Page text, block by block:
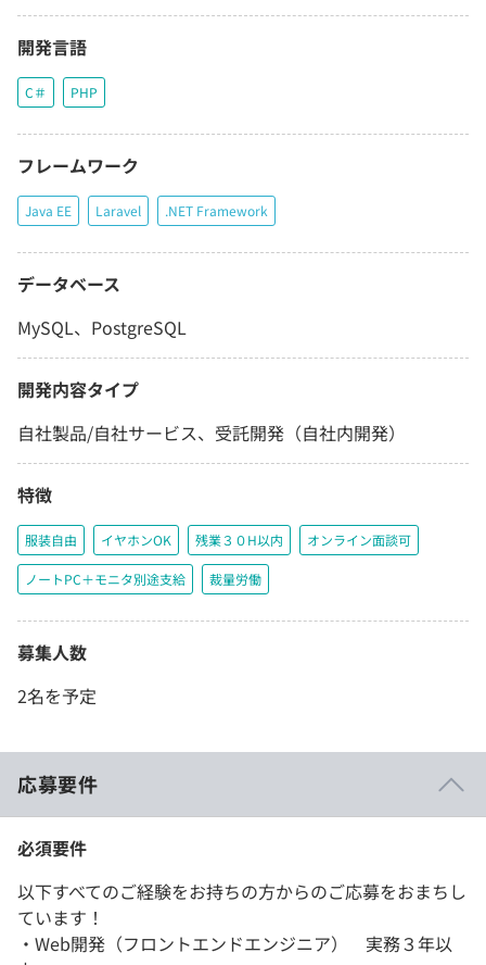
開発言語
C＃ PHP
フレームワーク
Java EE Laravel .NET Framework
データベース
MySQL、PostgreSQL
開発内容タイプ
自社製品/自社サービス、受託開発（自社内開発）
特徴
服装自由 イヤホンOK 残業３０H以内 オンライン面談可
ノートPC＋モニタ別途支給 裁量労働
募集人数
2名を予定
応募要件
必須要件
以下すべてのご経験をお持ちの方からのご応募をおまちし
ています！
・Web開発（フロントエンドエンジニア） 実務３年以